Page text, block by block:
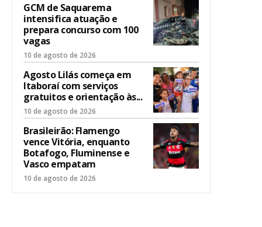
GCM de Saquarema
intensifica atuação e
prepara concurso com 100
vagas
10 de agosto de 2026
Agosto Lilás começa em
Itaboraí com serviços
gratuitos e orientação às...
10 de agosto de 2026
Brasileirão: Flamengo
vence Vitória, enquanto
Botafogo, Fluminense e
Vasco empatam
10 de agosto de 2026